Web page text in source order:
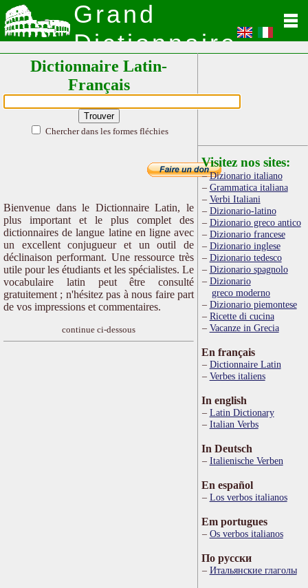
Grand
Dictionnaire
Latin
Dictionnaire Latin-
Français
Chercher dans les formes fléchies
Bienvenue dans le Dictionnaire Latin, le
plus important et le plus complet des
dictionnaires de langue latine en ligne avec
un excellent conjugueur et un outil de
déclinaison performant. Une ressource très
utile pour les étudiants et les spécialistes. Le
vocabulaire latin peut être consulté
gratuitement ; n'hésitez pas à nous faire part
de vos impressions et commentaires.
continue ci-dessous
Visitez nos sites:
Dizionario italiano
Grammatica italiana
Verbi Italiani
Dizionario-latino
Dizionario greco antico
Dizionario francese
Dizionario inglese
Dizionario tedesco
Dizionario spagnolo
Dizionario
greco moderno
Dizionario piemontese
Ricette di cucina
Vacanze in Grecia
En français
Dictionnaire Latin
Verbes italiens
In english
Latin Dictionary
Italian Verbs
In Deutsch
Italienische Verben
En español
Los verbos italianos
Em portugues
Os verbos italianos
По русски
Итальянские глаголы